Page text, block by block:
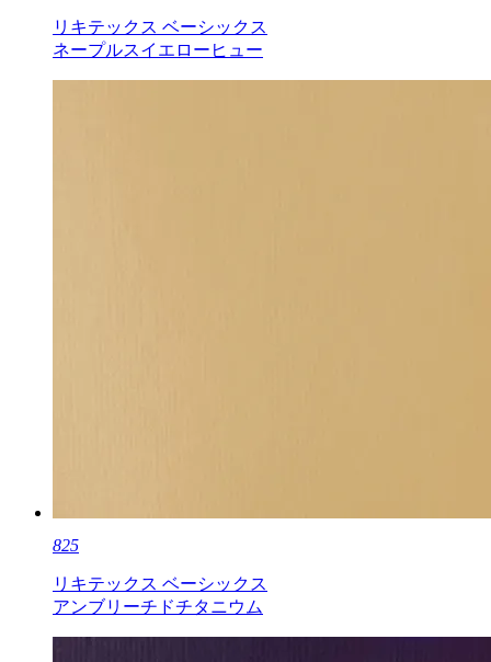
リキテックス ベーシックス
ネープルスイエローヒュー
825
リキテックス ベーシックス
アンブリーチドチタニウム